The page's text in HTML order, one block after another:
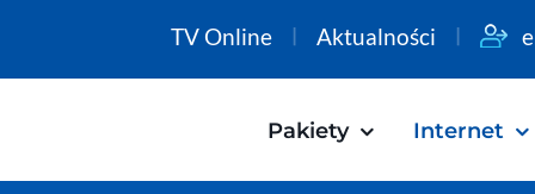
TV Online Aktualności
Pakiety Internet